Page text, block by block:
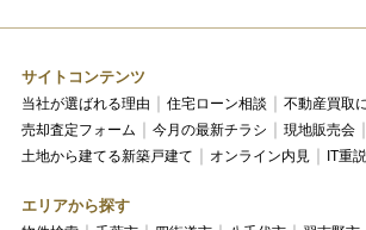
サイトコンテンツ
当社が選ばれる理由 住宅ローン相談
不動産買取
売却査定フォーム
今月の最新チラシ 現地販売会
土地から建てる新築戸建て
オンライン内見 IT重
エリアから探す